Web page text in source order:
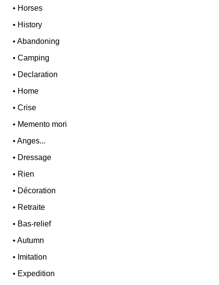
• Horses
• History
•Abandoning
•Camping
• Declaration
• Home
•Crise
• Memento mori
•Anges...
• Dressage
• Rien
• Décoration
• Retraite
• Bas-relief
•Autumn
• Imitation
• Expedition